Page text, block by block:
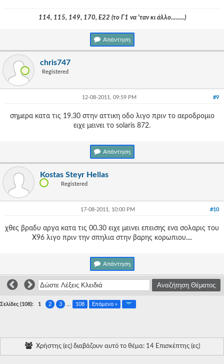
114, 115, 149, 170, Ε22 (το Γ1 να 'ταν κι άλλο.........)
Απάντηση
chris747
Registered
#9
12-08-2011, 09:59 PM
σημερα κατα τις 19.30 στην αττικη οδο λιγο πριν το αεροδρομιο
ειχε μεινει το solaris 872.
Απάντηση
Kostas Steyr Hellas
Registered
#10
17-08-2011, 10:00 PM
χθες βραδυ αργα κατα τις 00.30 ειχε μεινει επεισης ενα σολαρις του
Χ96 λιγο πριν την σπηλια στην βαρης κορωπιου....
Απάντηση
Σελίδες (108): 1 2 3 108 Επόμενο »
Χρήστης (ες) διαβάζουν αυτό το θέμα: 14 Επισκέπτης (ες)